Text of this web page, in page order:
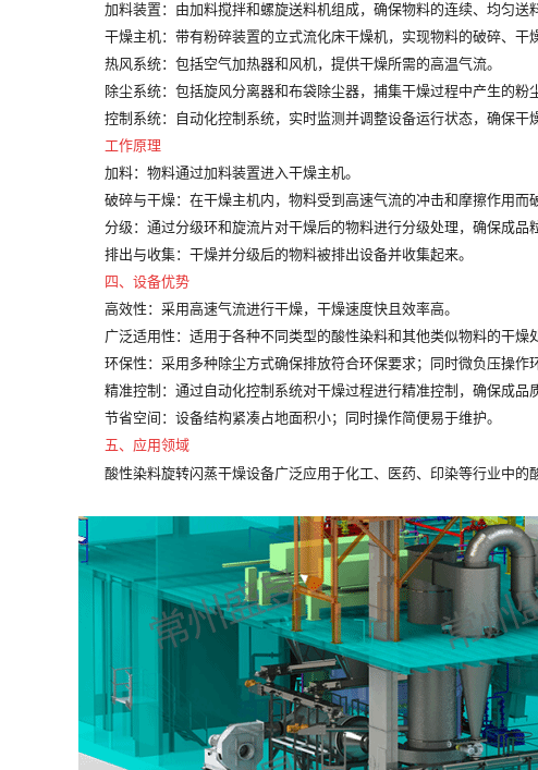
加料装置 ：由加料搅拌和螺旋送料机组成，确保物料的连续、均匀送
干燥主机：带有粉碎装置的立式流化床干燥机，实现物料的破碎、干
热风系统：包括空气加热器和风机，提供干燥所需的高温气流。
除尘系统：包括旋风分离器和布袋除尘器，捕集干燥过程中产生的粉
控制系统：自动化控制系统，实时监测并调整设备运行状态，确保干
工作原理
加料：物料通过加料装置进入干燥主机。
破碎与干燥：在干燥主机内，物料受到高速气流的冲击和摩擦作用而
分级 ：通过分级环和旋流片对干燥后的物料进行分级处理，确保成品
排出与收集：干燥并分级后的物料被排出设备并收集起来。
四、设备优势
高效性 ：采用高速气流进行干燥，干燥速度快且效率高。
广泛适用性 ：适用于各种不同类型的酸性染料和其他类似物料的干燥
环保性 ：采用多种除尘方式确保排放符合环保要求；同时微负压操作
精准控制 ：通过自动化控制系统对干燥过程进行精准控制，确保成品
节省空间 ：设备结构紧凑占地面积小；同时操作简便易于维护。
五、应用领域
酸性染料旋转闪蒸干燥设备广泛应用于化工、医药、印染等行业中